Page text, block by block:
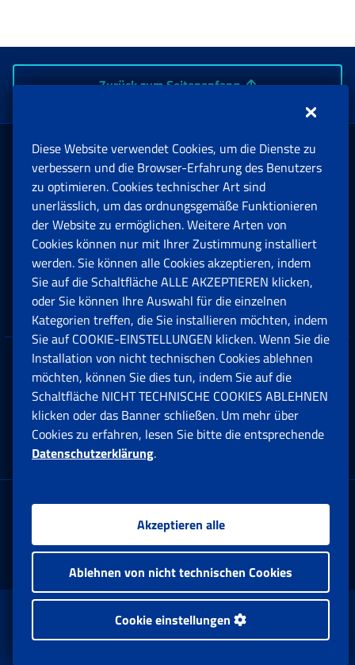
Zurück zum Seitenanfang
Rente und Sozialversicherung
Arbeit
Beihilfen, Subventionen und Entschädigungen
Unternehmen und Freiberufler
Datenschutz
Cookie einstellungen
Multikanal-Contact Center
Firmensitz:
Via Ciro il Grande, 21
00144 Roma
www.inps.gov.it © 1997-2025
Istituto Nazionale Previdenza Sociale.
Diese Website verwendet Cookies, um die Dienste zu
verbessern und die Browser-Erfahrung des Benutzers
zu optimieren. Cookies technischer Art sind
unerlässlich, um das ordnungsgemäße Funktionieren
der Website zu ermöglichen. Weitere Arten von
Cookies können nur mit Ihrer Zustimmung installiert
werden. Sie können alle Cookies akzeptieren, indem
Sie auf die Schaltfläche ALLE AKZEPTIEREN klicken,
oder Sie können Ihre Auswahl für die einzelnen
Kategorien treffen, die Sie installieren möchten, indem
Sie auf COOKIE-EINSTELLUNGEN klicken. Wenn Sie die
Installation von nicht technischen Cookies ablehnen
möchten, können Sie dies tun, indem Sie auf die
Schaltfläche NICHT TECHNISCHE COOKIES ABLEHNEN
klicken oder das Banner schließen. Um mehr über
Cookies zu erfahren, lesen Sie bitte die entsprechende
Datenschutzerklärung.
Akzeptieren alle
Ablehnen von nicht technischen Cookies
Cookie einstellungen